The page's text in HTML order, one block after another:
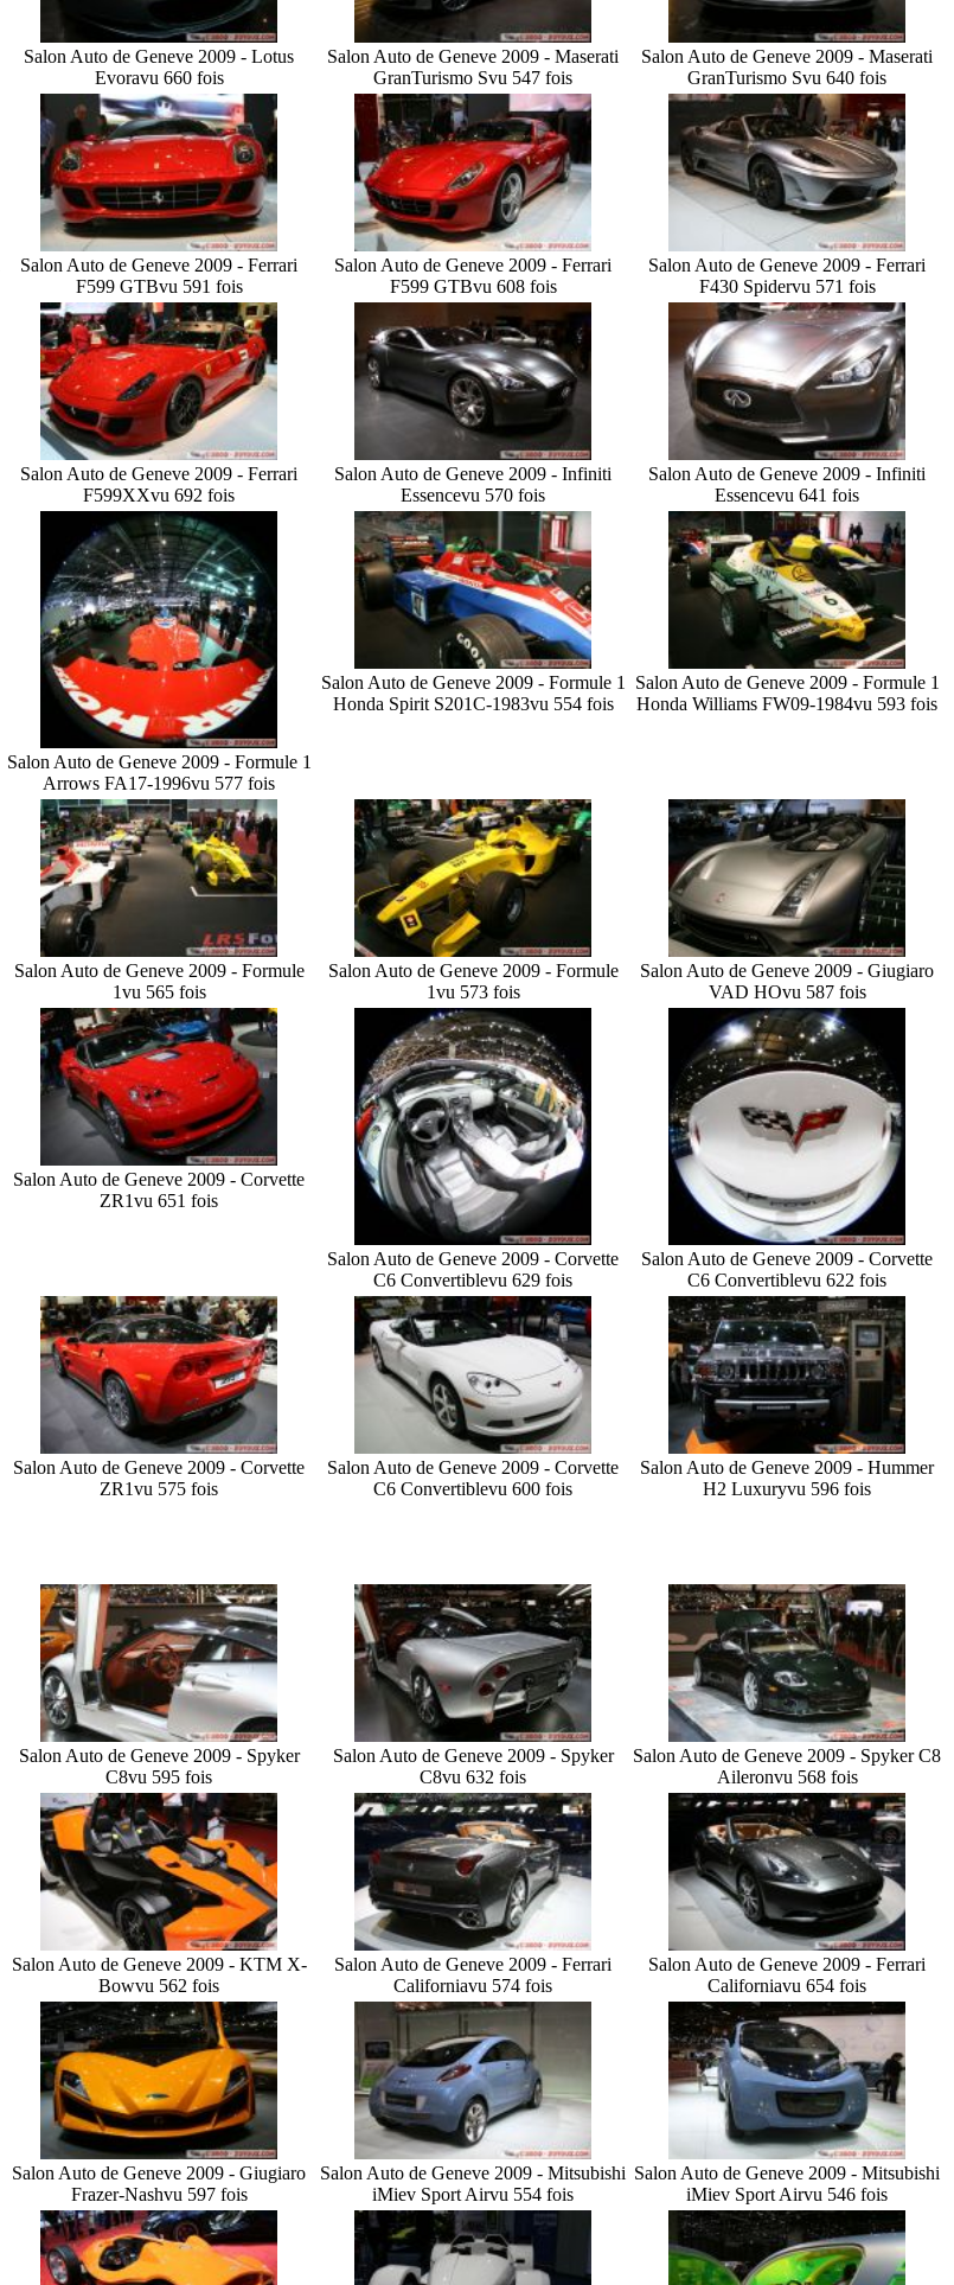
Salon Auto de Geneve 2009 - Lotus
Evoravu 660 fois
Salon Auto de Geneve 2009 - Maserati
GranTurismo Svu 547 fois
Salon Auto de Geneve 2009 - Maserati
GranTurismo Svu 640 fois
Salon Auto de Geneve 2009 - Ferrari
F599 GTBvu 591 fois
Salon Auto de Geneve 2009 - Ferrari
F599 GTBvu 608 fois
Salon Auto de Geneve 2009 - Ferrari
F430 Spidervu 571 fois
Salon Auto de Geneve 2009 - Ferrari
F599XXvu 692 fois
Salon Auto de Geneve 2009 - Infiniti
Essencevu 570 fois
Salon Auto de Geneve 2009 - Infiniti
Essencevu 641 fois
Salon Auto de Geneve 2009 - Formule 1
Arrows FA17-1996vu 577 fois
Salon Auto de Geneve 2009 - Formule 1
Honda Spirit S201C-1983vu 554 fois
Salon Auto de Geneve 2009 - Formule 1
Honda Williams FW09-1984vu 593 fois
Salon Auto de Geneve 2009 - Formule
1vu 565 fois
Salon Auto de Geneve 2009 - Formule
1vu 573 fois
Salon Auto de Geneve 2009 - Giugiaro
VAD HOvu 587 fois
Salon Auto de Geneve 2009 - Corvette
ZR1vu 651 fois
Salon Auto de Geneve 2009 - Corvette
C6 Convertiblevu 629 fois
Salon Auto de Geneve 2009 - Corvette
C6 Convertiblevu 622 fois
Salon Auto de Geneve 2009 - Corvette
ZR1vu 575 fois
Salon Auto de Geneve 2009 - Corvette
C6 Convertiblevu 600 fois
Salon Auto de Geneve 2009 - Hummer
H2 Luxuryvu 596 fois
Salon Auto de Geneve 2009 - Spyker
C8vu 595 fois
Salon Auto de Geneve 2009 - Spyker
C8vu 632 fois
Salon Auto de Geneve 2009 - Spyker C8
Aileronvu 568 fois
Salon Auto de Geneve 2009 - KTM X-
Bowvu 562 fois
Salon Auto de Geneve 2009 - Ferrari
Californiavu 574 fois
Salon Auto de Geneve 2009 - Ferrari
Californiavu 654 fois
Salon Auto de Geneve 2009 - Giugiaro
Frazer-Nashvu 597 fois
Salon Auto de Geneve 2009 - Mitsubishi
iMiev Sport Airvu 554 fois
Salon Auto de Geneve 2009 - Mitsubishi
iMiev Sport Airvu 546 fois